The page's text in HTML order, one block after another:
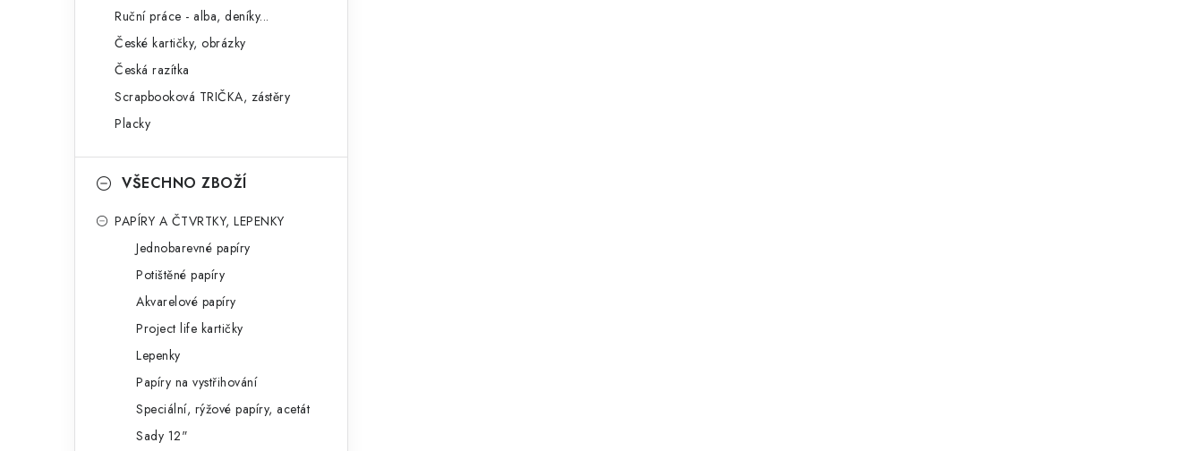
Ruční práce - alba, deníky...
České kartičky, obrázky
Česká razítka
Scrapbooková TRIČKA, zástěry
Placky
VŠECHNO ZBOŽÍ
PAPÍRY A ČTVRTKY, LEPENKY
Jednobarevné papíry
Potištěné papíry
Akvarelové papíry
Project life kartičky
Lepenky
Papíry na vystřihování
Speciální, rýžové papíry, acetát
Sady 12"